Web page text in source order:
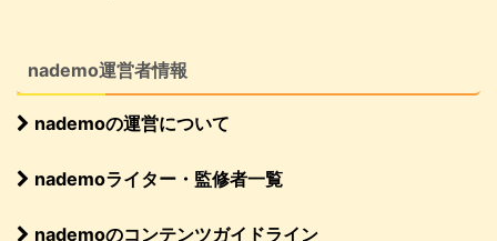
nademo運営者情報
nademoの運営について
nademoライター・監修者一覧
nademoのコンテンツガイドライン